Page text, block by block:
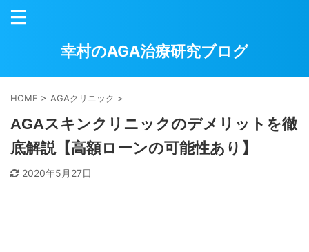
幸村のAGA治療研究ブログ
HOME > AGAクリニック >
AGAスキンクリニックのデメリットを徹
底解説【高額ローンの可能性あり】
2020年5月27日